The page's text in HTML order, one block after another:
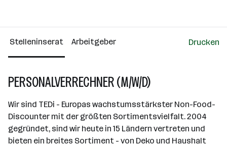
Über das Unternehmen
501 - 2500 Mitarbeiter*innen
Stelleninserat Arbeitgeber Drucken
PERSONALVERRECHNER (M/W/D)
Wir sind TEDi - Europas wachstumsstärkster Non-Food-
Discounter mit der größten Sortimentsvielfalt. 2004
gegründet, sind wir heute in 15 Ländern vertreten und
bieten ein breites Sortiment - von Deko und Haushalt